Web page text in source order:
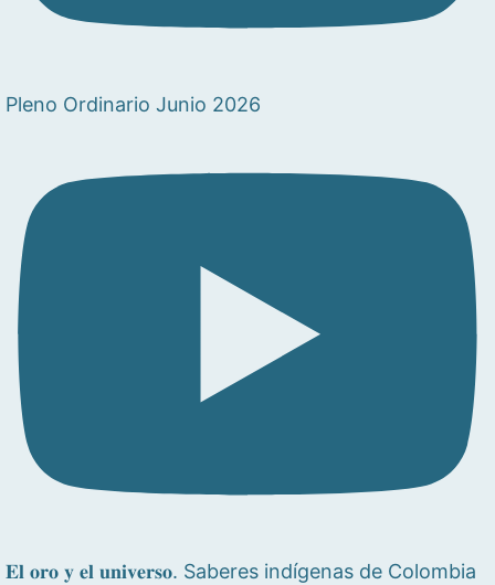
Pleno Ordinario Junio 2026
𝐄𝐥 𝐨𝐫𝐨 𝐲 𝐞𝐥 𝐮𝐧𝐢𝐯𝐞𝐫𝐬𝐨. Saberes indígenas de Colombia